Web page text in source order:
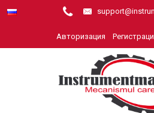
Авторизация